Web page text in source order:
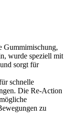
Gummimischung,
wurde speziell mit
sorgt für
schnelle
Die Re-Action
zu